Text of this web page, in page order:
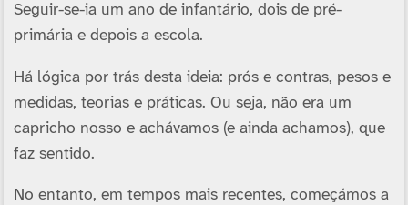
Seguir-se-ia um ano de infantário, dois de pré-
primária e depois a escola.
Há lógica por trás desta ideia: prós e contras, pesos e
medidas, teorias e práticas. Ou seja, não era um
capricho nosso e achávamos (e ainda achamos), que
faz sentido.
No entanto, em tempos mais recentes, começámos a